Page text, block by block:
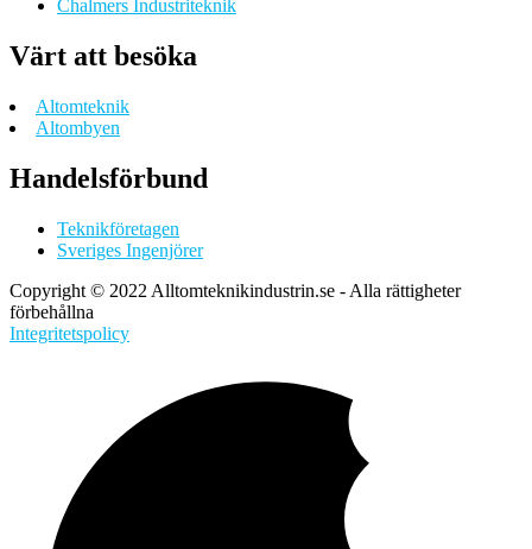
Chalmers Industriteknik
Värt att besöka
Altomteknik
Altombyen
Handelsförbund
Teknikföretagen
Sveriges Ingenjörer
Copyright © 2022 Alltomteknikindustrin.se - Alla rättigheter
förbehållna
Integritetspolicy